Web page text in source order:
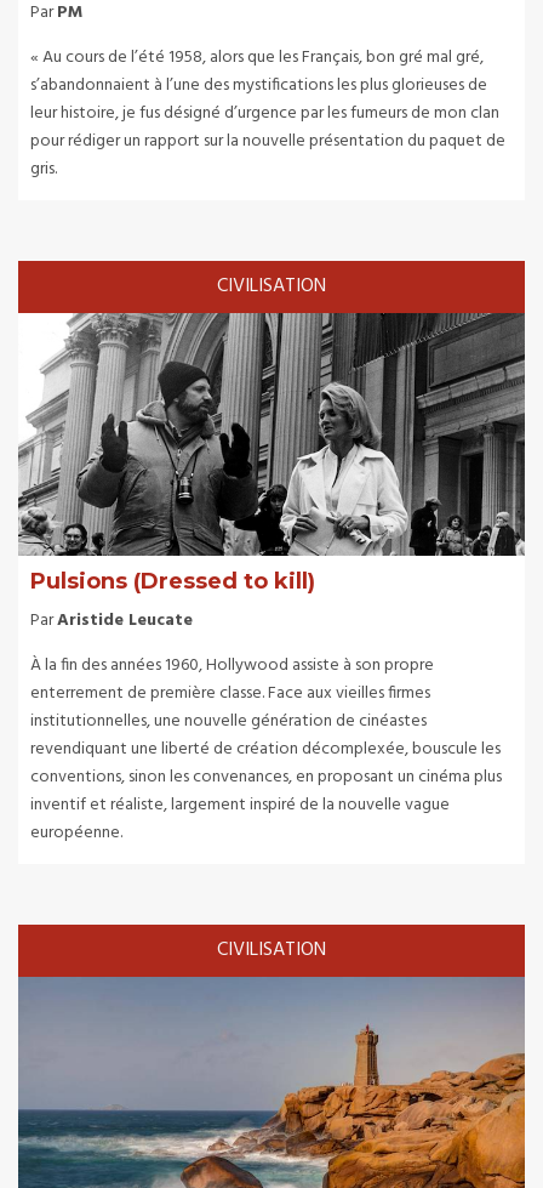
ParPM
« Au cours de l’été 1958, alors que les Français, bon gré mal gré,
s’abandonnaient à l’une des mystifications les plus glorieuses de
leur histoire, je fus désigné d’urgence par les fumeurs de mon clan
pour rédiger un rapport sur la nouvelle présentation du paquet de
gris.
CIVILISATION
Pulsions (Dressed to kill)
ParAristide Leucate
À la fin des années 1960, Hollywood assiste à son propre
enterrement de première classe. Face aux vieilles firmes
institutionnelles, une nouvelle génération de cinéastes
revendiquant une liberté de création décomplexée, bouscule les
conventions, sinon les convenances, en proposant un cinéma plus
inventif et réaliste, largement inspiré de la nouvelle vague
européenne.
CIVILISATION